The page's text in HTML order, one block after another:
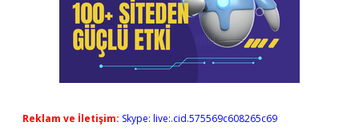
Reklam ve İletişim: Skype: live:.cid.575569c608265c69